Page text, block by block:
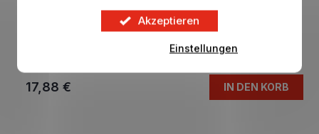
Akzeptieren
Einstellungen
Miniball LIVERPOOL FC 26 Panel Signature
Auf Lager
17,88 € IN DEN KORB